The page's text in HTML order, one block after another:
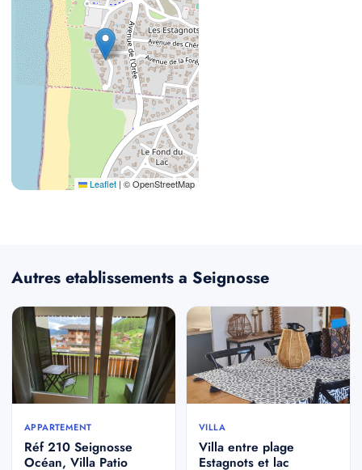
Leaflet | © OpenStreetMap
Autres etablissements a Seignosse
APPARTEMENT
Réf 210 Seignosse
Océan, Villa Patio
VILLA
Villa entre plage
Estagnots et lac